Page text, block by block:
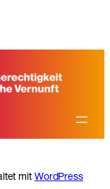
mit WordPress